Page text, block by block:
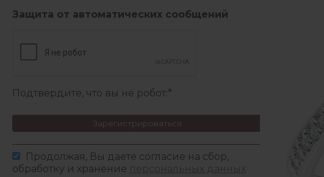
Защита от автоматических сообщений
Подтвердите, что вы не робот:*
Зарегистрироваться
Продолжая, Вы даете согласие на сбор,
обработку и хранение